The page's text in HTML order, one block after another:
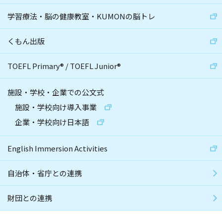
学習療法・脳の健康教室・KUMONの脳トレ
くもん出版
TOEFL Primary® /TOEFL Junior®
施設・学校・企業での公文式
施設・学校向け導入事業
企業・学校向け日本語
English Immersion Activities
自治体・省庁との連携
財団との連携